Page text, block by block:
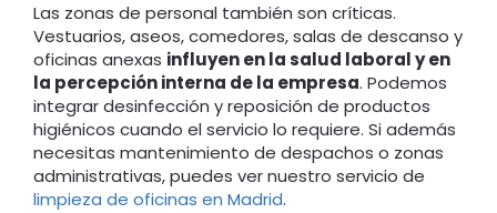
Las zonas de personal también son críticas.
Vestuarios, aseos, comedores, salas de descanso y
oficinas anexas influyen en la salud laboral y en
la percepción interna de la empresa. Podemos
integrar desinfección y reposición de productos
higiénicos cuando el servicio lo requiere. Si además
necesitas mantenimiento de despachos o zonas
administrativas, puedes ver nuestro servicio de
limpieza de oficinas en Madrid.